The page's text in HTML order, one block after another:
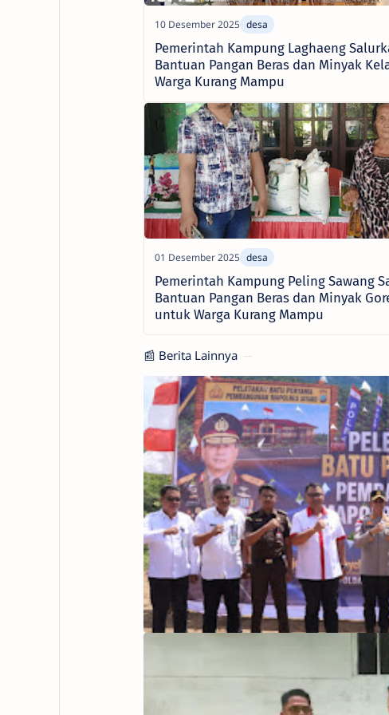
Pemerintah Kampung Laghaeng
Bantuan Pangan Beras dan Minyak
Warga Kurang Mampu
Pemerintah Kampung Peling Sawang
Bantuan Pangan Beras dan Minyak
untuk Warga Kurang Mampu
📰 Berita Lainnya